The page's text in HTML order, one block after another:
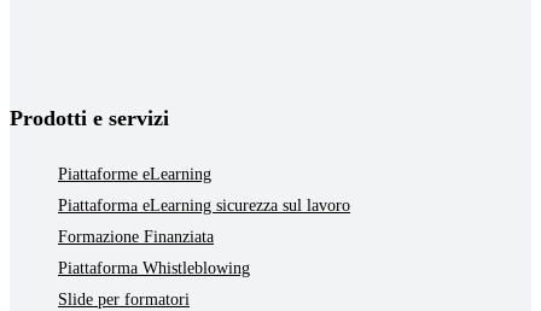
Prodotti e servizi
Piattaforme eLearning
Piattaforma eLearning sicurezza sul lavoro
Formazione Finanziata
Piattaforma Whistleblowing
Slide per formatori